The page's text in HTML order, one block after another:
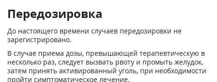
Передозировка
До настоящего времени случаев передозировки не
зарегистрировано.
В случае приема дозы, превышающей терапевтическую в
несколько раз, следует вызвать рвоту и промыть желудок,
затем принять активированный уголь, при необходимости
пройти симптоматическое лечение.